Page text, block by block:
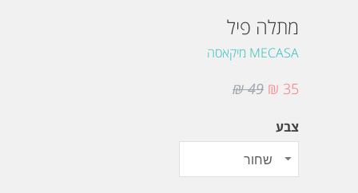
מתלה פיל
MECASA מיקאסה
35 ₪
49 ₪
צבע